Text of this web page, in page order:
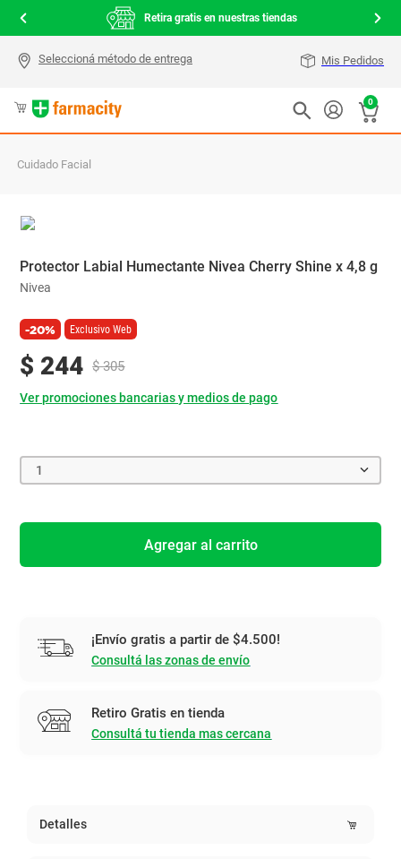
Retira gratis en nuestras tiendas
Mis Pedidos
0
Cuidado Facial
Protector Labial Humectante Nivea Cherry Shine x 4,8 g
Nivea
-20% Exclusivo Web
$ 244 $ 305
Ver promociones bancarias y medios de pago
1
Agregar al carrito
¡Envío gratis a partir de $4.500!
Consultá las zonas de envío
Retiro Gratis en tienda
Consultá tu tienda mas cercana
Detalles